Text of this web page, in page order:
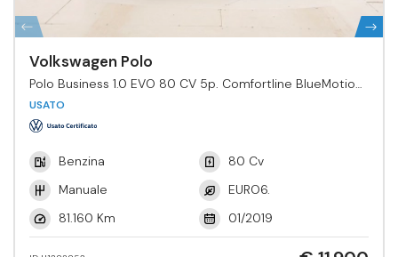
Volkswagen Polo
Polo Business 1.0 EVO 80 CV 5p. Comfortline BlueMotion
Tech.
USATO
Benzina
80 Cv
Manuale
EURO6.
81.160 Km
01/2019